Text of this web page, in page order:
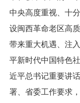
中央高度重视、十
设闽西革命老区高
带来重大机遇、注
平新时代中国特色
近平总书记重要讲
署、省委工作要求